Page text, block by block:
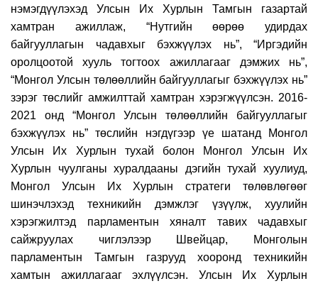
нэмэгдүүлэхэд Улсын Их Хурлын Тамгын газартай
хамтран ажиллаж, “Нутгийн өөрөө удирдах
байгууллагын чадавхыг бэхжүүлэх нь”, “Иргэдийн
оролцоотой хууль тогтоох ажиллагааг дэмжих нь”,
“Монгол Улсын төлөөллийн байгууллагыг бэхжүүлэх нь”
зэрэг төслийг амжилттай хамтран хэрэгжүүлсэн. 2016-
2021 онд “Монгол Улсын төлөөллийн байгууллагыг
бэхжүүлэх нь” төслийн нэгдүгээр үе шатанд Монгол
Улсын Их Хурлын тухай болон Монгол Улсын Их
Хурлын чуулганы хуралдааны дэгийн тухай хуулиуд,
Монгол Улсын Их Хурлын стратеги төлөвлөгөөг
шинэчлэхэд техникийн дэмжлэг үзүүлж, хуулийн
хэрэгжилтэд парламентын хяналт тавих чадавхыг
сайжруулах чиглэлээр Швейцар, Монголын
парламентын Тамгын газрууд хооронд техникийн
хамтын ажиллагааг эхлүүлсэн. Улсын Их Хурлын